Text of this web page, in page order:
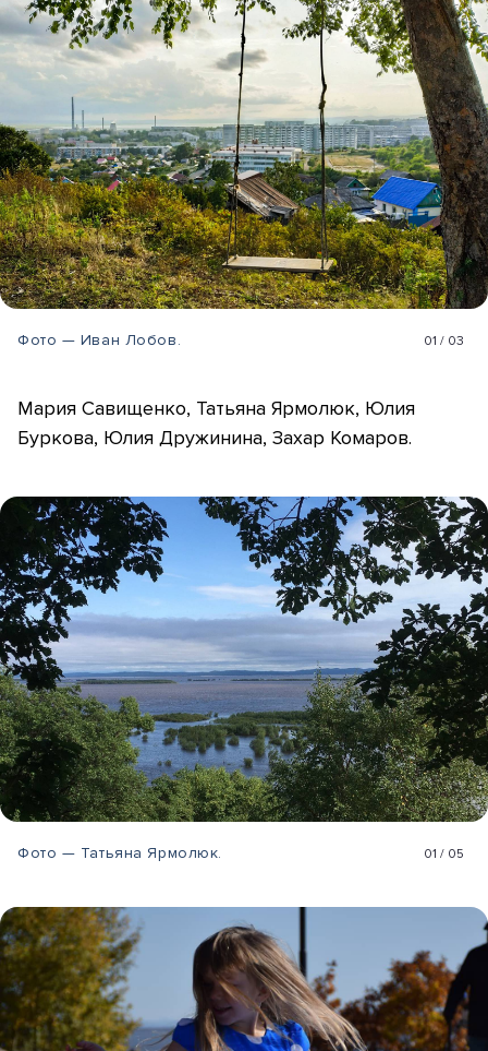
Фото — Иван Лобов. 01 / 03
Мария Савищенко, Татьяна Ярмолюк, Юлия
Буркова, Юлия Дружинина, Захар Комаров.
Фото — Татьяна Ярмолюк. 01 / 05